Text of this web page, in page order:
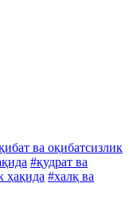
ва оқибатсизлик
#қудрат ва
ҳақида #халқ ва